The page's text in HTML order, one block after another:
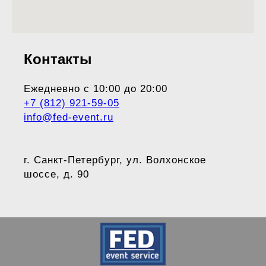
Контакты
Ежедневно с 10:00 до 20:00
+7 (812) 921-59-05
info@fed-event.ru
г. Санкт-Петербург, ул. Волхонское
шоссе, д. 90